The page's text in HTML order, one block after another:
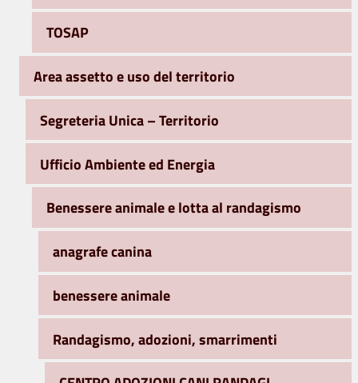
TOSAP
Area assetto e uso del territorio
Segreteria Unica – Territorio
Ufficio Ambiente ed Energia
Benessere animale e lotta al randagismo
anagrafe canina
benessere animale
Randagismo, adozioni, smarrimenti